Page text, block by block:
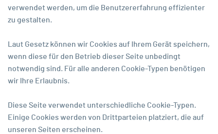
verwendet werden, um die Benutzererfahrung effizienter
zu gestalten.
Laut Gesetz können wir Cookies auf Ihrem Gerät speichern,
wenn diese für den Betrieb dieser Seite unbedingt
notwendig sind. Für alle anderen Cookie-Typen benötigen
wir Ihre Erlaubnis.
Diese Seite verwendet unterschiedliche Cookie-Typen.
Einige Cookies werden von Drittparteien platziert, die auf
unseren Seiten erscheinen.